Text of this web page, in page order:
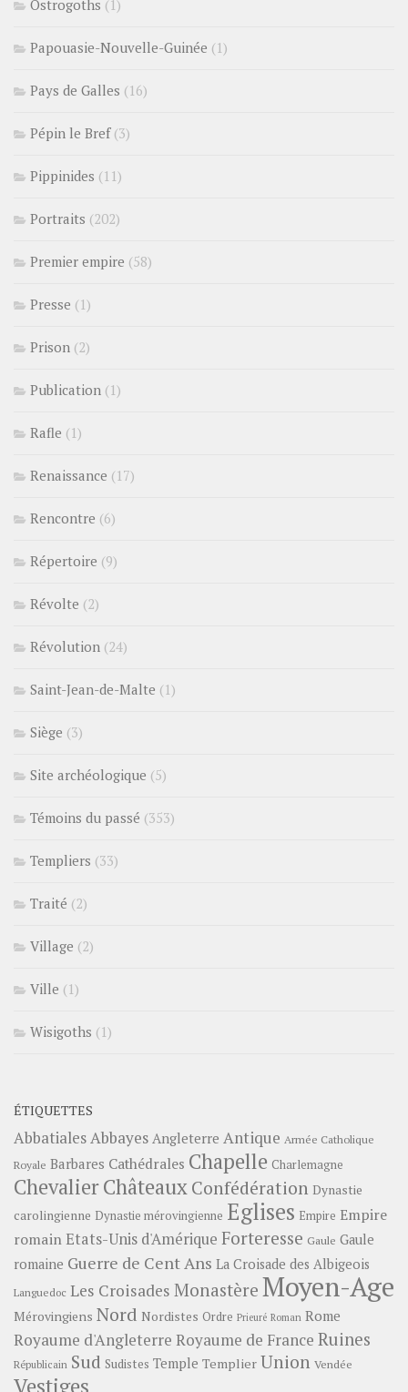
Ostrogoths (1)
Papouasie-Nouvelle-Guinée (1)
Pays de Galles (16)
Pépin le Bref(3)
Pippinides (11)
Portraits (202)
Premier empire (58)
Presse (1)
Prison (2)
Publication (1)
Rafle (1)
Renaissance (17)
Rencontre (6)
Répertoire (9)
Révolte (2)
Révolution (24)
Saint-Jean-de-Malte (1)
Siège (3)
Site archéologique (5)
Témoins du passé (353)
Templiers (33)
Traité (2)
Village (2)
Ville (1)
Wisigoths (1)
ÉTIQUETTES
Abbatiales Abbayes Angleterre Antique Armée Catholique
Royale Barbares Cathédrales Chapelle Charlemagne
ChevalierChâteauxConfédération Dynastie
carolingienne Dynastie mérovingienne Eglises Empire Empire
romainEtats-Unis d'Amérique Forteresse Gaule Gaule
romaine Guerre de Cent Ans La Croisade des Albigeois
Languedoc Les Croisades Monastère Moyen-Age
Mérovingiens Nord Nordistes Ordre Prieuré Roman Rome
Royaume d'Angleterre Royaume de France Ruines
Républicain Sud Sudistes Temple Templier Union Vendée
Vestiges